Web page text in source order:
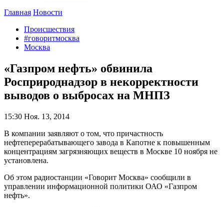
Главная Новости
Происшествия
#говоритмосква
Москва
«Газпром нефть» обвинила
Росприроднадзор в некорректности
выводов о выбросах на МНПЗ
15:30 Ноя. 13, 2014
В компании заявляют о том, что причастность
нефтеперерабатывающего завода в Капотне к повышенным
концентрациям загрязняющих веществ в Москве 10 ноября не
установлена.
Об этом радиостанции «Говорит Москва» сообщили в
управлении информационной политики ОАО «Газпром
нефть».